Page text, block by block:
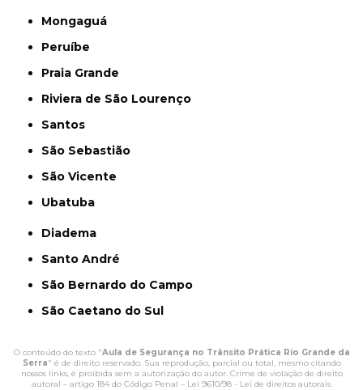
Mongaguá
Peruíbe
Praia Grande
Riviera de São Lourenço
Santos
São Sebastião
São Vicente
Ubatuba
Diadema
Santo André
São Bernardo do Campo
São Caetano do Sul
O conteúdo do texto "Aula de Segurança no Trânsito Prática Rio Grande da
Serra" é de direito reservado. Sua reprodução, parcial ou total, mesmo citando
nossos links, é proibida sem a autorização do autor. Crime de violação de direito
autoral – artigo 184 do Código Penal – Lei 9610/98 - Lei de direitos autorais.